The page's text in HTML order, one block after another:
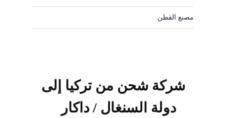
مصنع القطن
شركة شحن من تركيا إلى
دولة السنغال / داكار